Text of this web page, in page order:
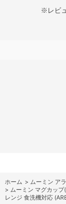
※レビ
ホーム > ムーミン ア
> ムーミン マグカッ
レンジ 食洗機対応